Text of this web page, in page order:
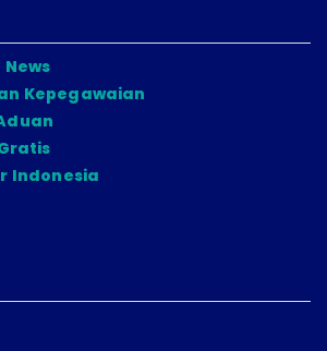
News
Kepegawaian
Indonesia